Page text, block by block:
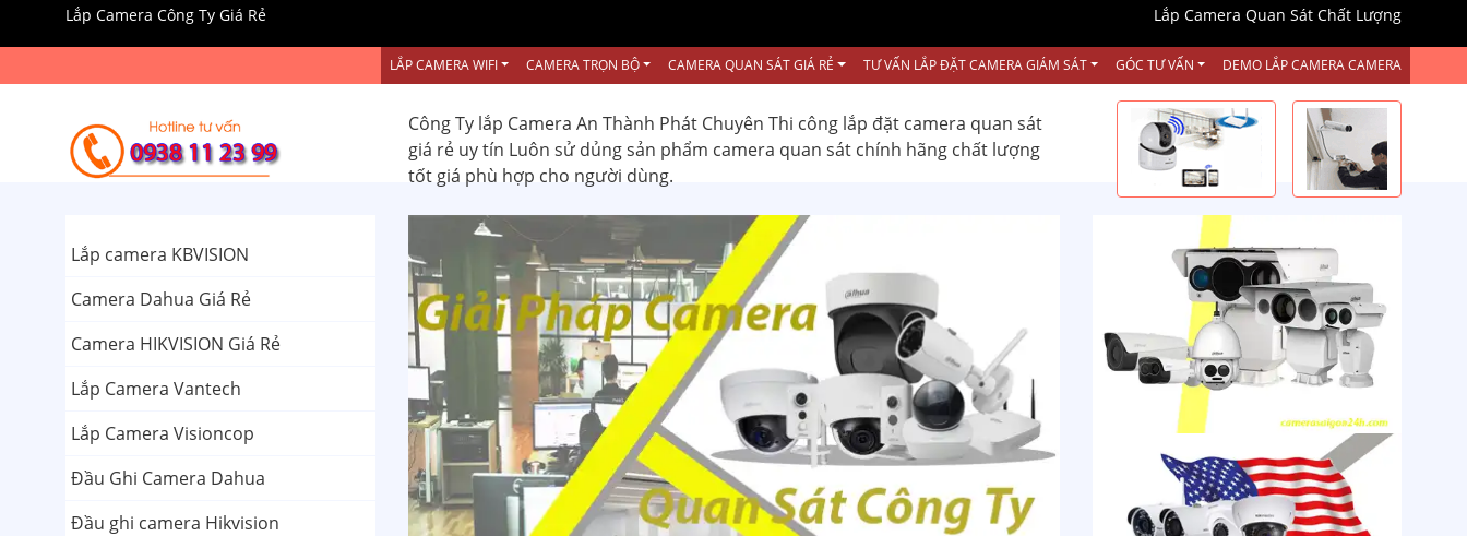
Lắp Camera Công Ty Giá Rẻ Lắp Camera Quan Sát Chất Lượng
LẮP CAMERA WIFI CAMERA TRỌN BỘ CAMERA QUAN SÁT GIÁ RẺ TƯ VẤN LẮP ĐẶT CAMERA GIÁM SÁT GÓC TƯ VẤN DEMO LẮP CAMERA CAMERA
Công Ty lắp Camera An Thành Phát Chuyên Thi công lắp đặt camera quan sát
giá rẻ uy tín Luôn sử dủng sản phẩm camera quan sát chính hãng chất lượng
tốt giá phù hợp cho người dùng.
Lắp camera KBVISION
Camera Dahua Giá Rẻ
Camera HIKVISION Giá Rẻ
Lắp Camera Vantech
Lắp Camera Visioncop
Đầu Ghi Camera Dahua
Đầu ghi camera Hikvision